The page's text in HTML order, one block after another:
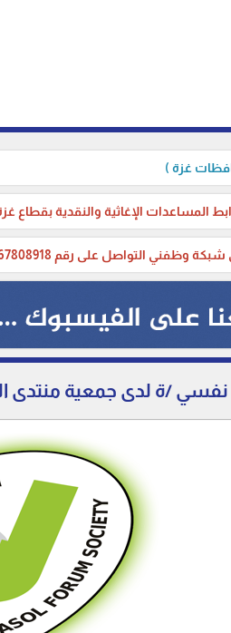
غزة )
المساعدات الإغاثية والنقدية بقطاع
وظفني التواصل على رقم 0567808918
/ة لدى جمعية منتدى